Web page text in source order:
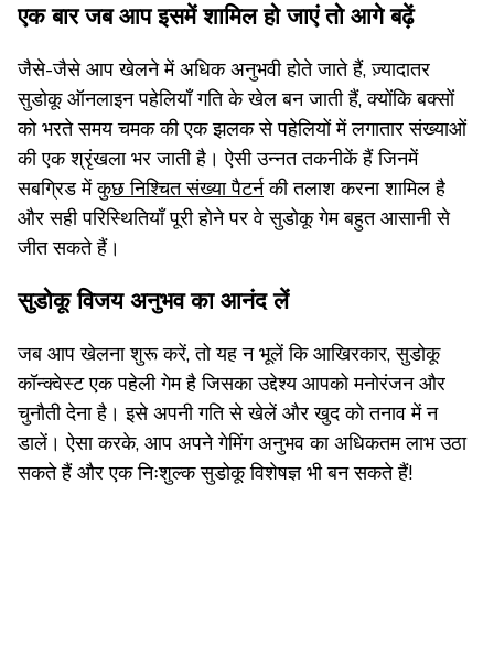
एक बार जब आप इसमें शामिल हो जाएं तो आगे बढ़ें
जैसे-जैसे आप खेलने में अधिक अनुभवी होते जाते हैं, ज़्यादातर
सुडोकू ऑनलाइन पहेलियाँ गति के खेल बन जाती हैं, क्योंकि बक्सों
को भरते समय चमक की एक झलक से पहेलियों में लगातार संख्याओं
की एक श्रृंखला भर जाती है। ऐसी उन्नत तकनीकें हैं जिनमें
सबग्रिड मेंकुछ निश्चित संख्या पैटर्नकी तलाश करना शामिल है
और सही परिस्थितियाँ पूरी होने पर वे सुडोकू गेम बहुत आसानी से
जीत सकते हैं।
सुडोकू विजय अनुभव का आनंद लें
जब आप खेलना शुरू करें, तो यह न भूलें कि आखिरकार, सुडोकू
कॉन्क्वेस्ट एक पहेली गेम है जिसका उद्देश्य आपको मनोरंजन और
चुनौती देना है। इसे अपनी गति से खेलें और खुद को तनाव में न
डालें। ऐसा करके, आप अपने गेमिंग अनुभव का अधिकतम लाभ उठा
सकते हैं और एक निःशुल्क सुडोकू विशेषज्ञ भी बन सकते हैं!